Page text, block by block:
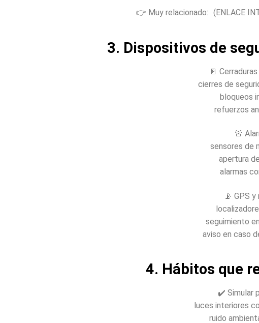
👉 Muy relacionado: (ENLACE
3. Dispositivos de
🚪
cierres de
bloqueos
refuerzos
🚨
sensores de
apertura
alarmas
📡 GPS
seguimiento
aviso en caso
4. Hábitos que
✔️ Simular
luces interiores
ruido